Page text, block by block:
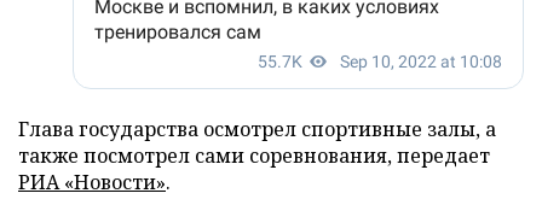
Глава государства осмотрел спортивные залы, а
также посмотрел сами соревнования, передает
РИА «Новости».